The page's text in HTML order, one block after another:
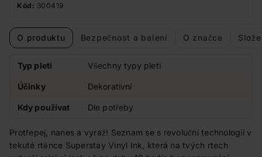
Kód: 300419
O produktu Bezpečnost a balení O značce
Typ pleti Všechny typy pleti
Účinky Dekorativní
Kdy používat Dle potřeby
Protřepej, nanes a vyraž! Seznam se s revoluční technologií v
tekuté rtěnce Superstay Vinyl Ink, která na tvých rtech